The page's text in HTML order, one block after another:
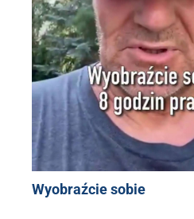
Wyobraźcie sobie